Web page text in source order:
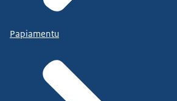
Papiamentu